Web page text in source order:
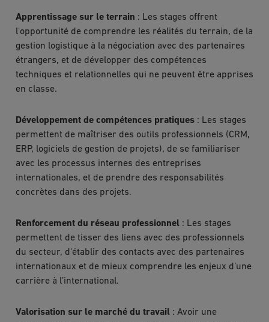
Apprentissage sur le terrain : Les stages offrent
l'opportunité de comprendre les réalités du terrain, de la
gestion logistique à la négociation avec des partenaires
étrangers, et de développer des compétences
techniques et relationnelles qui ne peuvent être apprises
en classe.
Développement de compétences pratiques : Les stages
permettent de maîtriser des outils professionnels (CRM,
ERP, logiciels de gestion de projets), de se familiariser
avec les processus internes des entreprises
internationales, et de prendre des responsabilités
concrètes dans des projets.
Renforcement du réseau professionnel : Les stages
permettent de tisser des liens avec des professionnels
du secteur, d'établir des contacts avec des partenaires
internationaux et de mieux comprendre les enjeux d’une
carrière à l’international.
Valorisation sur le marché du travail : Avoir une